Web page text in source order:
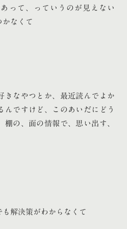
って、っていうのが見えない
かなくて
きなやつとか、最近読んでよか
んですけど、このあいだにどう
棚の、面の情報で、思い出す、
解決策がわからなくて